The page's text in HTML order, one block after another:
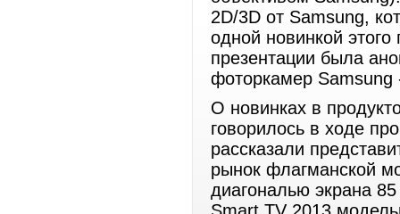
2D/3D от Samsung,
одной новинкой
презентации была
фоторкамер
О новинках в
говорилось в ходе
рассказали
рынок флагманской
диагональю экрана